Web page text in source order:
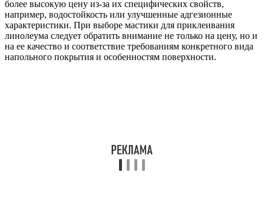
более высокую цену из-за их специфических свойств,
например, водостойкость или улучшенные адгезионные
характеристики. При выборе мастики для приклеивания
линолеума следует обратить внимание не только на цену, но и
на ее качество и соответствие требованиям конкретного вида
напольного покрытия и особенностям поверхности.